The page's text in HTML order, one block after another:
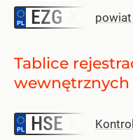
EZG
Tablice
wewnętrznych
HSE